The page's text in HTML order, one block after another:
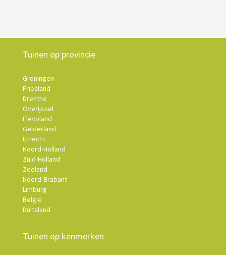
Tuinen op provincie
Groningen
Friesland
Drenthe
Overijssel
Flevoland
Gelderland
Utrecht
Noord-Holland
Zuid-Holland
Zeeland
Noord-Brabant
Limburg
België
Duitsland
Tuinen op kenmerken